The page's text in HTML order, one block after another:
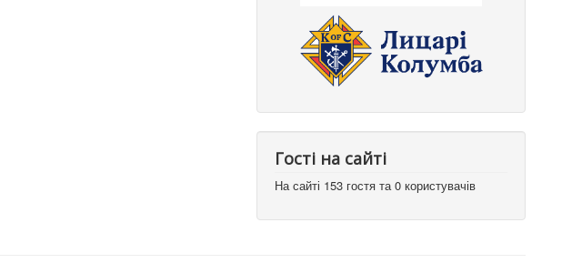
Гості на сайті
На сайті 153 гостя та 0 користувачів